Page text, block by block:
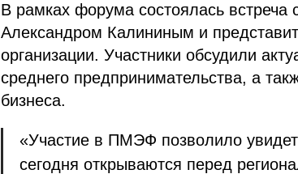
В рамках форума состоялась
Александром Калининым и
организации. Участники обсудили
среднего предпринимательства, а
бизнеса.
«Участие в ПМЭФ позволило
сегодня открываются перед